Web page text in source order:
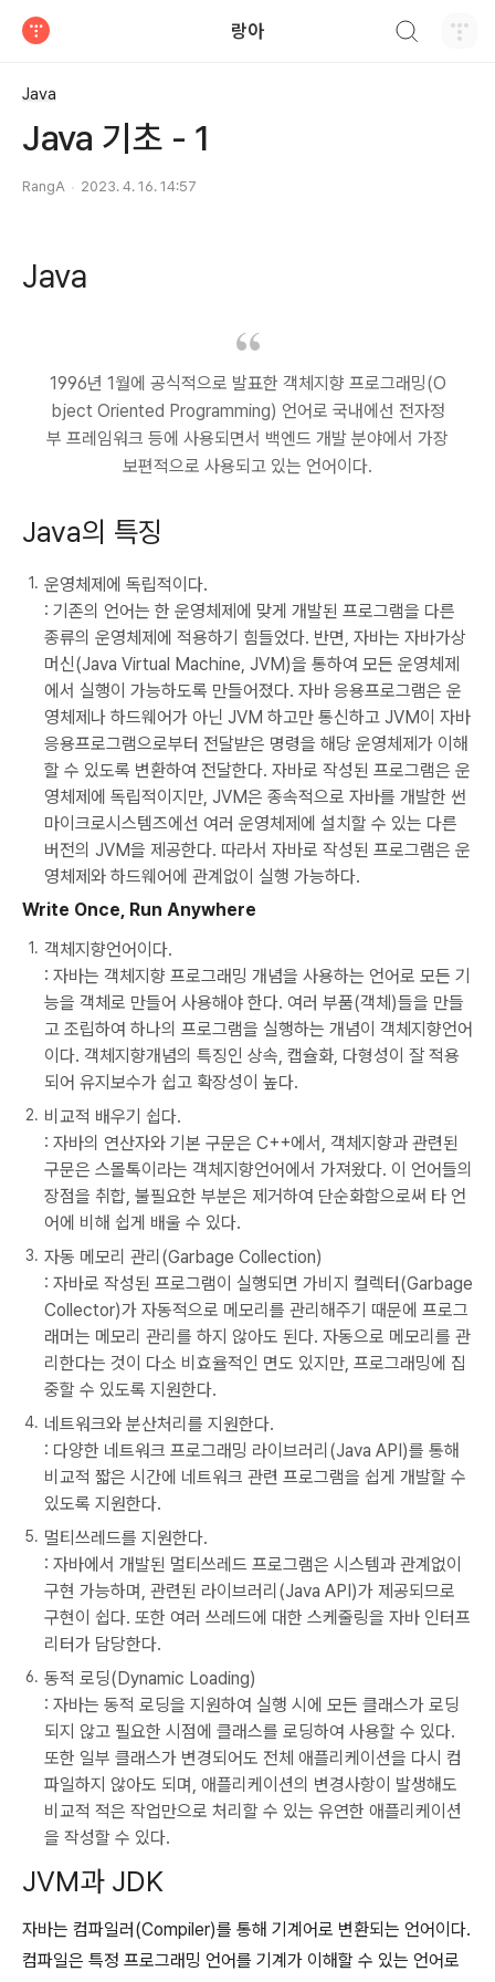
랑아
Java
Java 기초 - 1
RangA 2023. 4. 16. 14:57
Java
1996년 1월에 공식적으로 발표한 객체지향 프로그래밍(O
bject Oriented Programming) 언어로 국내에선 전자정
부 프레임워크 등에 사용되면서 백엔드 개발 분야에서 가장
보편적으로 사용되고 있는 언어이다.
Java의 특징
운영체제에 독립적이다.
: 기존의 언어는 한 운영체제에 맞게 개발된 프로그램을 다른
종류의 운영체제에 적용하기 힘들었다. 반면, 자바는 자바가상
머신(Java Virtual Machine, JVM)을 통하여 모든 운영체제
에서 실행이 가능하도록 만들어졌다. 자바 응용프로그램은 운
영체제나 하드웨어가 아닌 JVM 하고만 통신하고 JVM이 자바
응용프로그램으로부터 전달받은 명령을 해당 운영체제가 이해
할 수 있도록 변환하여 전달한다. 자바로 작성된 프로그램은 운
영체제에 독립적이지만, JVM은 종속적으로 자바를 개발한 썬
마이크로시스템즈에선 여러 운영체제에 설치할 수 있는 다른
버전의 JVM을 제공한다. 따라서 자바로 작성된 프로그램은 운
영체제와 하드웨어에 관계없이 실행 가능하다.
Write Once, Run Anywhere
객체지향언어이다.
: 자바는 객체지향 프로그래밍 개념을 사용하는 언어로 모든 기
능을 객체로 만들어 사용해야 한다. 여러 부품(객체)들을 만들
고 조립하여 하나의 프로그램을 실행하는 개념이 객체지향언어
이다. 객체지향개념의 특징인 상속, 캡슐화, 다형성이 잘 적용
되어 유지보수가 쉽고 확장성이 높다.
비교적 배우기 쉽다.
: 자바의 연산자와 기본 구문은 C++에서, 객체지향과 관련된
구문은 스몰톡이라는 객체지향언어에서 가져왔다. 이 언어들의
장점을 취합, 불필요한 부분은 제거하여 단순화함으로써 타 언
어에 비해 쉽게 배울 수 있다.
자동 메모리 관리(Garbage Collection)
: 자바로 작성된 프로그램이 실행되면 가비지 컬렉터(Garbage
Collector)가 자동적으로 메모리를 관리해주기 때문에 프로그
래머는 메모리 관리를 하지 않아도 된다. 자동으로 메모리를 관
리한다는 것이 다소 비효율적인 면도 있지만, 프로그래밍에 집
중할 수 있도록 지원한다.
네트워크와 분산처리를 지원한다.
: 다양한 네트워크 프로그래밍 라이브러리(Java API)를 통해
비교적 짧은 시간에 네트워크 관련 프로그램을 쉽게 개발할 수
있도록 지원한다.
멀티쓰레드를 지원한다.
: 자바에서 개발된 멀티쓰레드 프로그램은 시스템과 관계없이
구현 가능하며, 관련된 라이브러리(Java API)가 제공되므로
구현이 쉽다. 또한 여러 쓰레드에 대한 스케줄링을 자바 인터프
리터가 담당한다.
동적 로딩(Dynamic Loading)
: 자바는 동적 로딩을 지원하여 실행 시에 모든 클래스가 로딩
되지 않고 필요한 시점에 클래스를 로딩하여 사용할 수 있다.
또한 일부 클래스가 변경되어도 전체 애플리케이션을 다시 컴
파일하지 않아도 되며, 애플리케이션의 변경사항이 발생해도
비교적 적은 작업만으로 처리할 수 있는 유연한 애플리케이션
을 작성할 수 있다.
JVM과 JDK
자바는 컴파일러(Compiler)를 통해 기계어로 변환되는 언어이다.
컴파일은 특정 프로그래밍 언어를 기계가 이해할 수 있는 언어로